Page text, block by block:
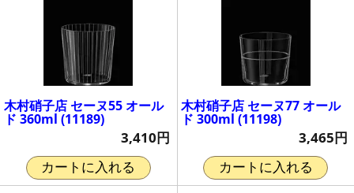
木村硝子店 セーヌ55 オール
ド 360ml (11189)
3,410円
カートに入れる
木村硝子店 セーヌ77 オール
ド 300ml (11198)
3,465円
カートに入れる